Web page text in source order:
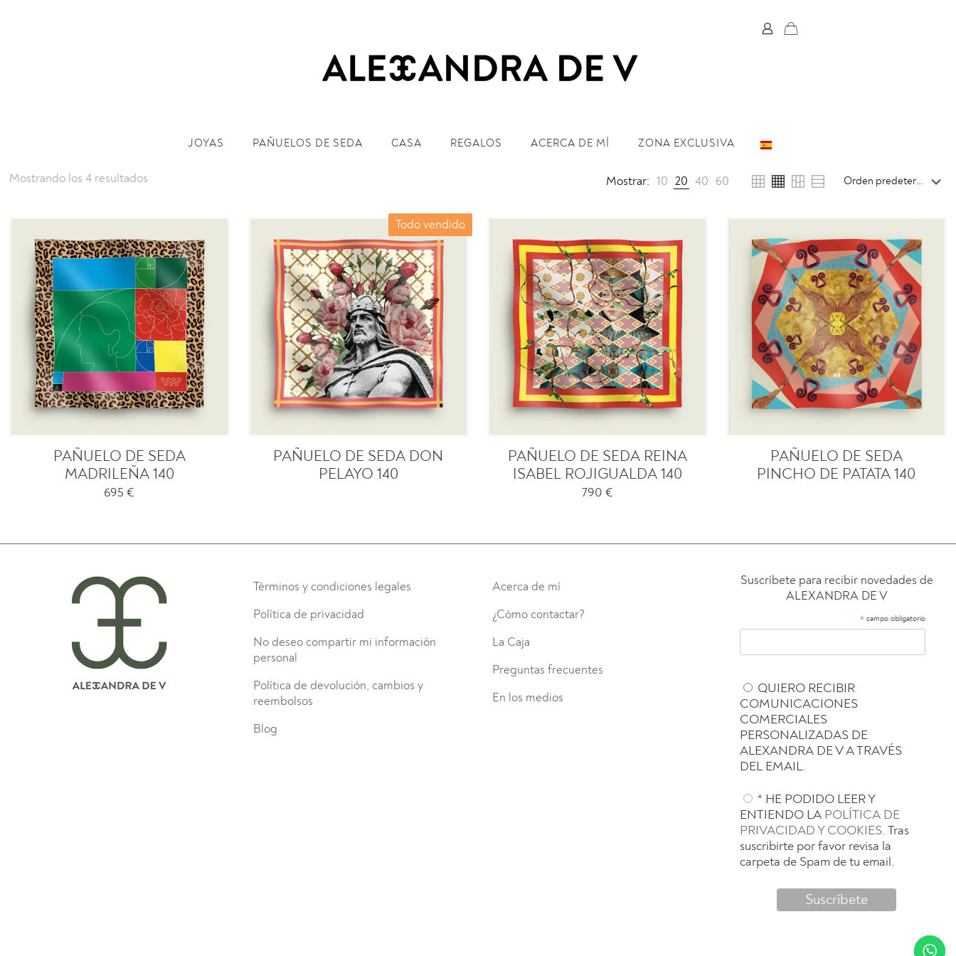
JOYAS PAÑUELOS DE SEDA CASA REGALOS ACERCA DE MÍ ZONA EXCLUSIVA
Mostrando los 4 resultados Mostrar: 10 20 40 60
PAÑUELO DE SEDA
MADRILEÑA 140
695€
Todo vendido
PAÑUELO DE SEDA DON
PELAYO 140
PAÑUELO DE SEDA REINA
ISABEL ROJIGUALDA 140
790 €
PAÑUELO DE SEDA
PINCHO DE PATATA 140
Términos y condiciones legales
Política de privacidad
No deseo compartir mi información
personal
Política de devolución, cambios y
reembolsos
Blog
Acerca de mí
¿Cómo contactar?
La Caja
Preguntas frecuentes
En los medios
Suscríbete para recibir novedades de
ALEXANDRA DE V
* campo obligatorio
QUIERO RECIBIR
COMUNICACIONES
COMERCIALES
PERSONALIZADAS DE
ALEXANDRA DE V A TRAVÉS
DEL EMAIL.
* HE PODIDO LEER Y
ENTIENDO LA POLÍTICA DE
PRIVACIDAD Y COOKIES. Tras
suscribirte por favor revisa la
carpeta de Spam de tu email.